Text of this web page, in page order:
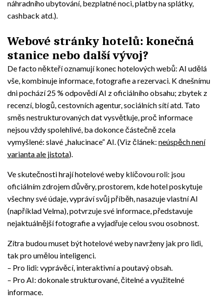
náhradního ubytování, bezplatné noci, platby na splátky,
cashback atd.).
Webové stránky hotelů: konečná
stanice nebo další vývoj?
De facto někteří oznamují konec hotelových webů: AI udělá
vše, kombinuje informace, fotografie a rezervaci. K dnešnímu
dni pochází 25 % odpovědí AI z oficiálního obsahu; zbytek z
recenzí, blogů, cestovních agentur, sociálních sítí atd. Tato
směs nestrukturovaných dat vysvětluje, proč informace
nejsou vždy spolehlivé, ba dokonce částečně zcela
vymyšlené: slavé „halucinace“ AI. (Viz článek: neúspěch není
varianta ale jistota).
Ve skutečnosti hrají hotelové weby klíčovou roli: jsou
oficiálním zdrojem důvěry, prostorem, kde hotel poskytuje
všechny své údaje, vypráví svůj příběh, nasazuje vlastní AI
(například Velma), potvrzuje své informace, představuje
nejaktuálnější fotografie a vyjadřuje celou svou osobnost.
Zítra budou muset být hotelové weby navrženy jak pro lidi,
tak pro umělou inteligenci.
– Pro lidi: vyprávěcí, interaktivní a poutavý obsah.
– Pro AI: dokonale strukturované, čitelné a využitelné
informace.